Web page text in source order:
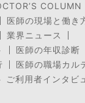
COLUMN
医師の現場と働き
業界ニュース
医師の年収診断
医師の職場カル
ご利用者インタビ